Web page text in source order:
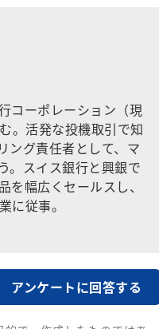
コーポレーション（現
。活発な投機取引で知
ング責任者として、マ
。スイス銀行と興銀で
幅広くセールスし、
に従事。
アンケートに回答する